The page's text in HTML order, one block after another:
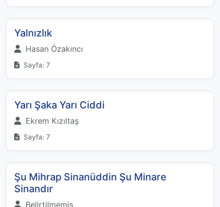
Yalnızlık
Hasan Özakıncı
Sayfa: 7
Yarı Şaka Yarı Ciddi
Ekrem Kızıltaş
Sayfa: 7
Şu Mihrap Sinanüddin Şu Minare
Sinandır
Belirtilmemiş